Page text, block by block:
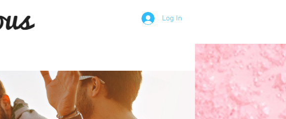
Log In
and Glow